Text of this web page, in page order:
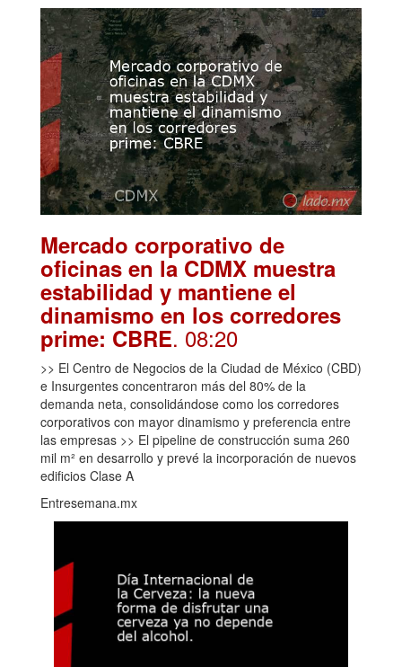
Mercado corporativo de
oficinas en la CDMX muestra
estabilidad y mantiene el
dinamismo en los corredores
prime: CBRE. 08:20
>> El Centro de Negocios de la Ciudad de México (CBD)
e Insurgentes concentraron más del 80% de la
demanda neta, consolidándose como los corredores
corporativos con mayor dinamismo y preferencia entre
las empresas >> El pipeline de construcción suma 260
mil m² en desarrollo y prevé la incorporación de nuevos
edificios Clase A
Entresemana.mx